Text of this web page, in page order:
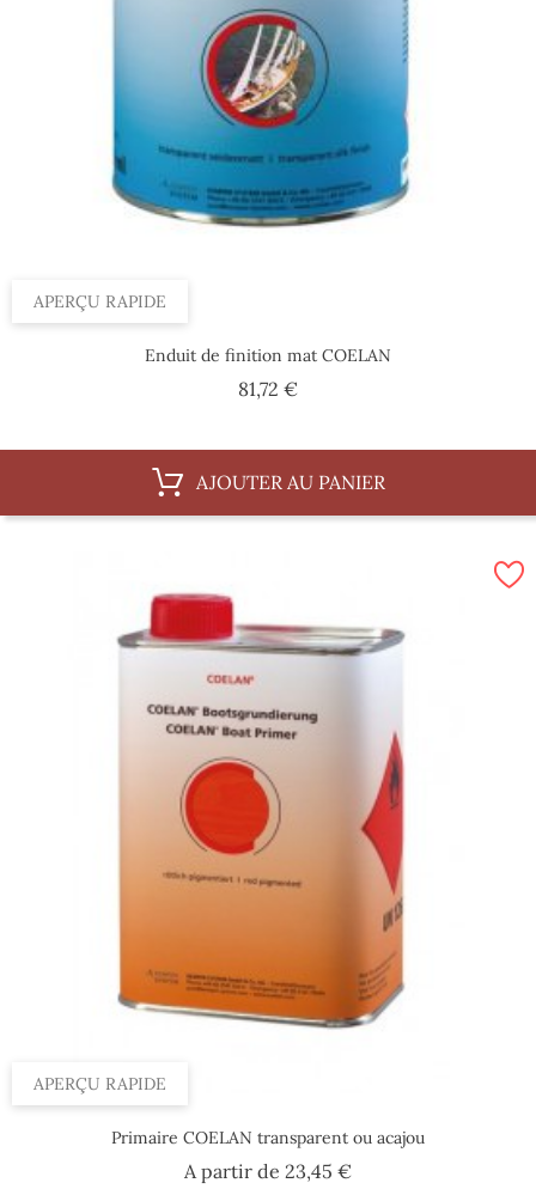
APERÇU RAPIDE
Enduit de finition mat COELAN
81,72 €Prix
AJOUTER AU PANIER
APERÇU RAPIDE
Primaire COELAN transparent ou acajou
A partir de 23,45 €Prix